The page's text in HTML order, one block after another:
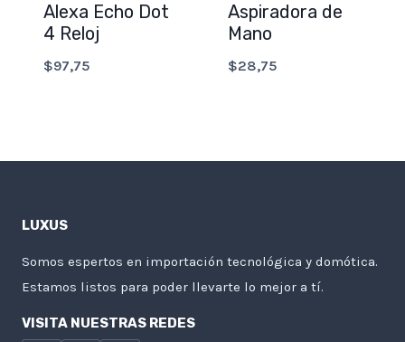
Alexa Echo Dot
4 Reloj
$97,75
Aspiradora de
Mano
$28,75
LUXUS
Somos espertos en importación tecnológica y domótica.
Estamos listos para poder llevarte lo mejor a tí.
VISITA NUESTRAS REDES